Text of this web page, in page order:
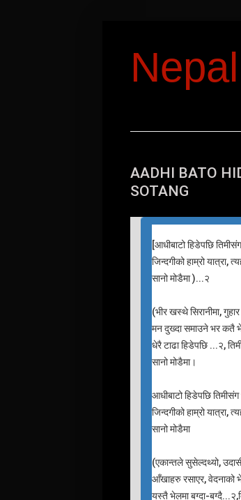
AADHI BATO
SOTANG
[आधीबाटो हिडेपछि
जिन्दगीको हाम्रो यात्रा,
सानो मोडैमा )...२
(भीर खस्थे सिरानीमा,
मन दुख्दा समाउने भर कतै
धेरै टाढा हिडेपछि ...२,
सानो मोडैमा।
आधीबाटो हिडेपछि
जिन्दगीको हाम्रो यात्रा,
सानो मोडैमा
(एकान्तले सुसेल्दथ्यो,
आँखाहरु रसाएर, वेदनाको
यस्तै भेलमा बग्दा-